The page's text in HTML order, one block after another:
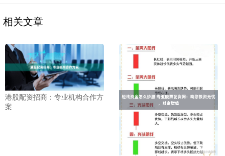
相关文章
港股配资招商：专业机构合作方
案